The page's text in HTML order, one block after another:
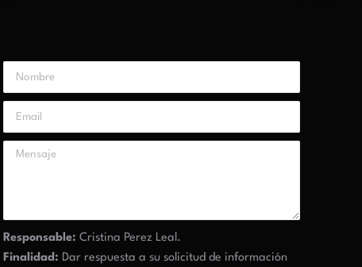
Responsable: Cristina Perez Leal.
Finalidad: Dar respuesta a su solicitud de información